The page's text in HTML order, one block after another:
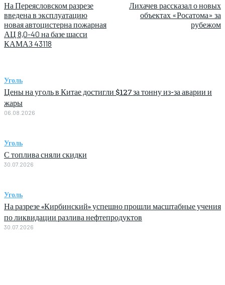
На Переясловском разрезе
введена в эксплуатацию
новая автоцистерна пожарная
АЦ 8,0-40 на базе шасси
КАМАЗ 43118
Лихачев рассказал о новых
объектах «Росатома» за
рубежом
Уголь
Цены на уголь в Китае достигли $127 за тонну из-за аварии и
жары
06.08.2026
Уголь
С топлива сняли скидки
30.07.2026
Уголь
На разрезе «Кирбинский» успешно прошли масштабные учения
по ликвидации разлива нефтепродуктов
30.07.2026